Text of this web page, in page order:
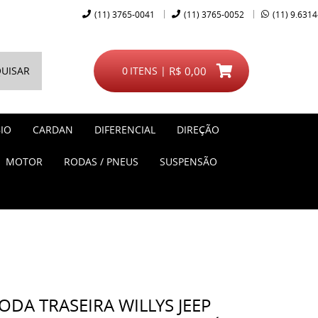
(11) 3765-0041 (11) 3765-0052 (11)
ITENS
0 R$ 0,00
CARDAN DIFERENCIAL DIREÇÃO
MOTOR RODAS / PNEUS SUSPENSÃO
TRASEIRA WILLYS JEEP